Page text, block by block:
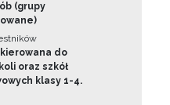
(grupy
do
oraz szkół
klasy 1-4.